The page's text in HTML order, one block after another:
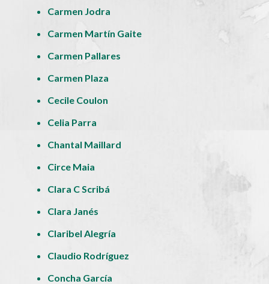
Carmen Jodra
Carmen Martín Gaite
Carmen Pallares
Carmen Plaza
Cecile Coulon
Celia Parra
Chantal Maillard
Circe Maia
Clara C Scribá
Clara Janés
Claribel Alegría
Claudio Rodríguez
Concha García